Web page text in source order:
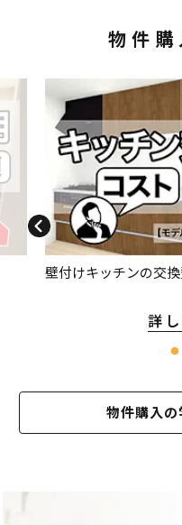
物件
壁付けキッチンの交
詳
物件購入